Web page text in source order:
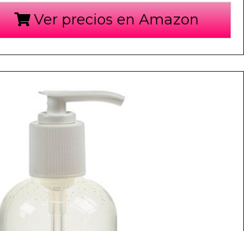
Ver precios en Amazon